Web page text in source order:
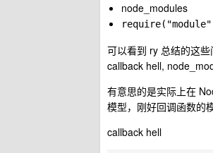
node_modules
可以看到 ry 总结的这
callback hell,
有意思的是实际上在
模型，刚好回调函数的
callback hell